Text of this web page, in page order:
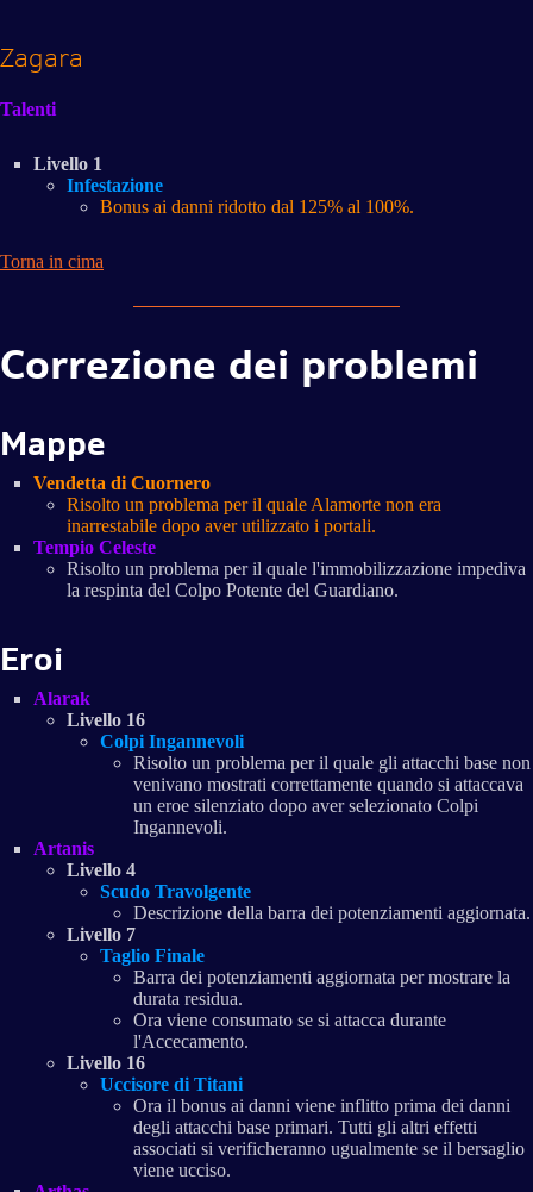
Zagara
Talenti
Livello 1
Infestazione
Bonus ai danni ridotto dal 125% al 100%.
Torna in cima
Correzione dei problemi
Mappe
Vendetta di Cuornero
Risolto un problema per il quale Alamorte non era
inarrestabile dopo aver utilizzato i portali.
Tempio Celeste
Risolto un problema per il quale l'immobilizzazione impediva
la respinta del Colpo Potente del Guardiano.
Eroi
Alarak
Livello 16
Colpi Ingannevoli
Risolto un problema per il quale gli attacchi base non
venivano mostrati correttamente quando si attaccava
un eroe silenziato dopo aver selezionato Colpi
Ingannevoli.
Artanis
Livello 4
Scudo Travolgente
Descrizione della barra dei potenziamenti aggiornata.
Livello 7
Taglio Finale
Barra dei potenziamenti aggiornata per mostrare la
durata residua.
Ora viene consumato se si attacca durante
l'Accecamento.
Livello 16
Uccisore di Titani
Ora il bonus ai danni viene inflitto prima dei danni
degli attacchi base primari. Tutti gli altri effetti
associati si verificheranno ugualmente se il bersaglio
viene ucciso.